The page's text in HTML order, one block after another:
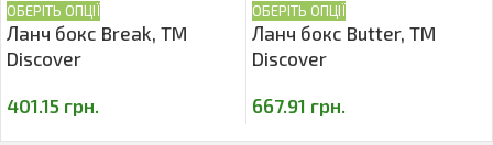
ОБЕРІТЬ ОПЦІЇ
Ланч бокс Break, TM
Discover
401.15 грн.
ОБЕРІТЬ ОПЦІЇ
Ланч бокс Butter, TM
Discover
667.91 грн.